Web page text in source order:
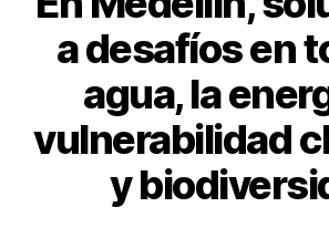
a desafíos en
agua, la
vulnerabilidad
y